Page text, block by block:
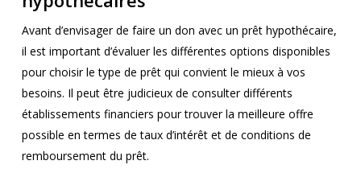
Avant d’envisager de faire un don avec un prêt hypothécaire,
il est important d’évaluer les différentes options disponibles
pour choisir le type de prêt qui convient le mieux à vos
besoins. Il peut être judicieux de consulter différents
établissements financiers pour trouver la meilleure offre
possible en termes de taux d’intérêt et de conditions de
remboursement du prêt.